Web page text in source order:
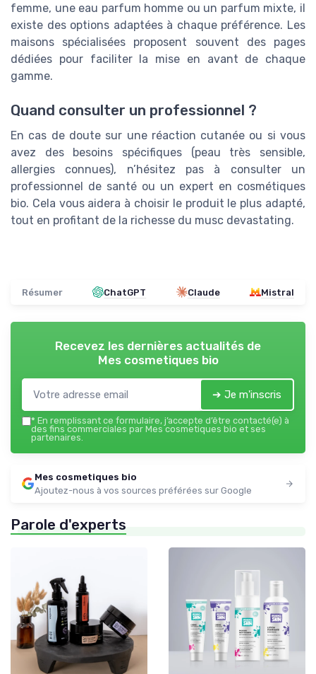
femme, une eau parfum homme ou un parfum mixte, il
existe des options adaptées à chaque préférence. Les
maisons spécialisées proposent souvent des pages
dédiées pour faciliter la mise en avant de chaque
gamme.
Quand consulter un professionnel ?
En cas de doute sur une réaction cutanée ou si vous
avez des besoins spécifiques (peau très sensible,
allergies connues), n’hésitez pas à consulter un
professionnel de santé ou un expert en cosmétiques
bio. Cela vous aidera à choisir le produit le plus adapté,
tout en profitant de la richesse du musc devastating.
Résumer ChatGPT Claude Mistral
Recevez les dernières actualités de
Mes cosmetiques bio
➔ Je m'inscris
* En remplissant ce formulaire, j’accepte d’être contacté(e) à
des fins commerciales par Mes cosmetiques bio et ses
partenaires.
Mes cosmetiques bio
Ajoutez-nous à vos sources préférées sur Google
Parole d'experts